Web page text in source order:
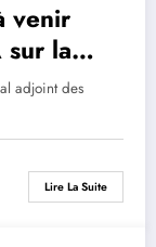
venir
la
adjoint des
Lire La Suite